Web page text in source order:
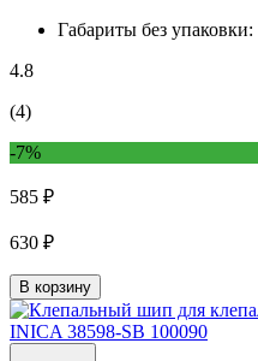
Габариты без упаковки:
4.8
(4)
-7%
585 ₽
630 ₽
В корзину